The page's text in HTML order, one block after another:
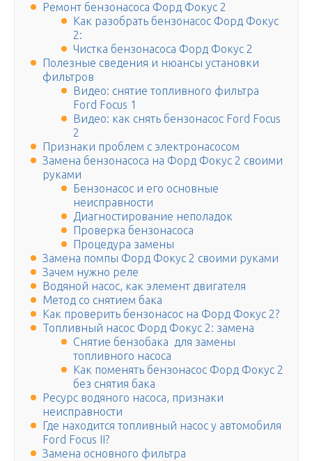
Ремонт бензонасоса Форд Фокус 2
Как разобрать бензонасос Форд Фокус
2:
Чистка бензонасоса Форд Фокус 2
Полезные сведения и нюансы установки
фильтров
Видео: снятие топливного фильтра
Ford Focus 1
Видео: как снять бензонасос Ford Focus
2
Признаки проблем с электронасосом
Замена бензонасоса на Форд Фокус 2 своими
руками
Бензонасос и его основные
неисправности
Диагностирование неполадок
Проверка бензонасоса
Процедура замены
Замена помпы Форд Фокус 2 своими руками
Зачем нужно реле
Водяной насос, как элемент двигателя
Метод со снятием бака
Как проверить бензонасос на Форд Фокус 2?
Топливный насос Форд Фокус 2: замена
Снятие бензобака для замены
топливного насоса
Как поменять бензонасос Форд Фокус 2
без снятия бака
Ресурс водяного насоса, признаки
неисправности
Где находится топливный насос у автомобиля
Ford Focus II?
Замена основного фильтра